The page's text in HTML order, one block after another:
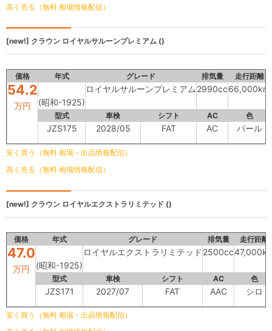
高く売る（無料 相場情報配信）
[new!] クラウン ロイヤルサルーンプレミアム ()
価格 年式 グレード 排気量 走行距離
54.2
万円 (昭和-1925)
ロイヤルサルーンプレミアム 2990cc66,000km
型式 車検 シフト AC 色
JZS175 2028/05 FAT AC パール
安く買う（無料 相場・出品情報配信）
高く売る（無料 相場情報配信）
[new!] クラウン ロイヤルエクストラリミテッド ()
価格 年式 グレード 排気量 走行距離
47.0
万円 (昭和-1925)
ロイヤルエクストラリミテッド 2500cc
型式 車検 シフト AC 色
JZS171 2027/07 FAT AAC シロ
安く買う（無料 相場・出品情報配信）